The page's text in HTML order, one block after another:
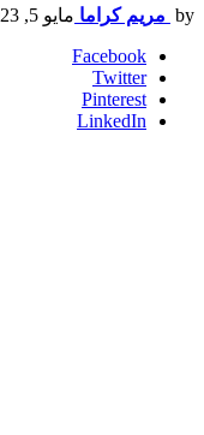
by مريم كراما مايو 5, 2023, 5:40 م
Facebook
Twitter
Pinterest
LinkedIn